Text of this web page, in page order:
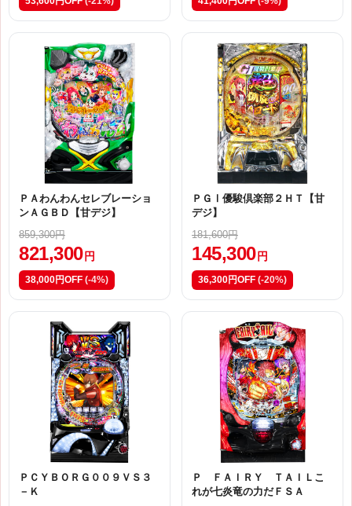
ＰＡわんわんセレブレーショ
ンＡＧＢＤ【甘デジ】
859,300円
821,300 円
38,000円OFF (-4%)
ＰＧⅠ優駿倶楽部２ＨＴ【甘
デジ】
181,600円
145,300 円
36,300円OFF (-20%)
ＰＣＹＢＯＲＧ００９ＶＳ３
－Ｋ
Ｐ ＦＡＩＲＹ ＴＡＩＬこ
れが七炎竜の力だＦＳＡ